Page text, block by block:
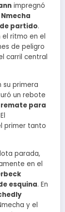
impregnó
Nmecha
partido.
el ritmo en el
de peligro
carril central
su primera
un rebote
para
primer tanto
parada,
en el
esquina. En
y el